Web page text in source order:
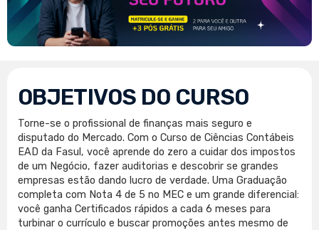
OBJETIVOS DO CURSO
Torne-se o profissional de finanças mais seguro e
disputado do Mercado. Com o Curso de Ciências Contábeis
EAD da Fasul, você aprende do zero a cuidar dos impostos
de um Negócio, fazer auditorias e descobrir se grandes
empresas estão dando lucro de verdade. Uma Graduação
completa com Nota 4 de 5 no MEC e um grande diferencial:
você ganha Certificados rápidos a cada 6 meses para
turbinar o currículo e buscar promoções antes mesmo de